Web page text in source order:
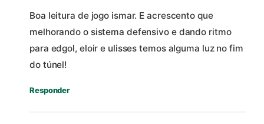
Boa leitura de jogo ismar. E acrescento que
melhorando o sistema defensivo e dando ritmo
para edgol, eloir e ulisses temos alguma luz no fim
do túnel!
Responder